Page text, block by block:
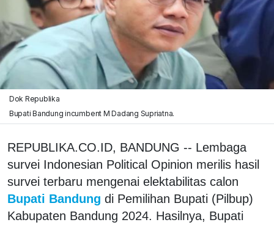
Dok Republika
Bupati Bandung incumbent M Dadang Supriatna.
REPUBLIKA.CO.ID, BANDUNG -- Lembaga
survei Indonesian Political Opinion merilis hasil
survei terbaru mengenai elektabilitas calon
Bupati Bandung di Pemilihan Bupati (Pilbup)
Kabupaten Bandung 2024. Hasilnya, Bupati